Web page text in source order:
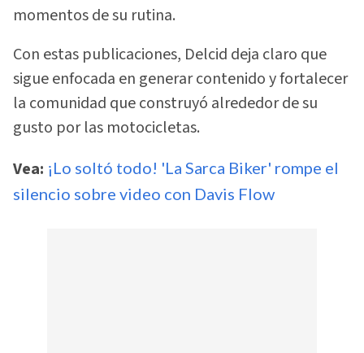
momentos de su rutina.
Con estas publicaciones, Delcid deja claro que
sigue enfocada en generar contenido y fortalecer
la comunidad que construyó alrededor de su
gusto por las motocicletas.
Vea: ¡Lo soltó todo! 'La Sarca Biker' rompe el
silencio sobre video con Davis Flow